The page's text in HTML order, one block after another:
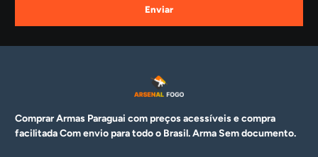
Enviar
Comprar Armas Paraguai com preços acessíveis e compra
facilitada Com envio para todo o Brasil. ArmaSem documento.